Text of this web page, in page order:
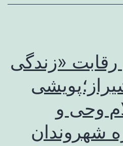
رقابت «زندگی
وحی و
شهروندان